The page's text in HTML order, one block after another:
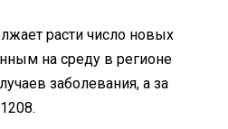
расти число новых
на среду в регионе
заболевания, а за